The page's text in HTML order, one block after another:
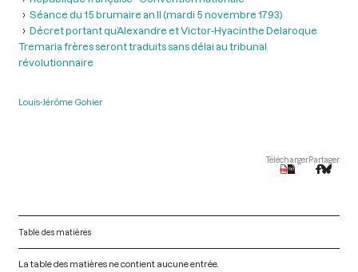
Séance du 15 brumaire an II (mardi 5 novembre 1793)
Décret portant qu’Alexandre et Victor-Hyacinthe Delaroque
Tremaria frères seront traduits sans délai au tribunal
révolutionnaire
Louis-Jérôme Gohier
TéléchargerPartager
Table des matières
La table des matières ne contient aucune entrée.